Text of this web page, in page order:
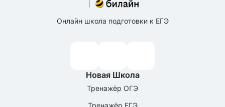
Онлайн школа подготовки к ЕГЭ
Новая Школа
Тренажёр ОГЭ
Тренажёр ЕГЭ